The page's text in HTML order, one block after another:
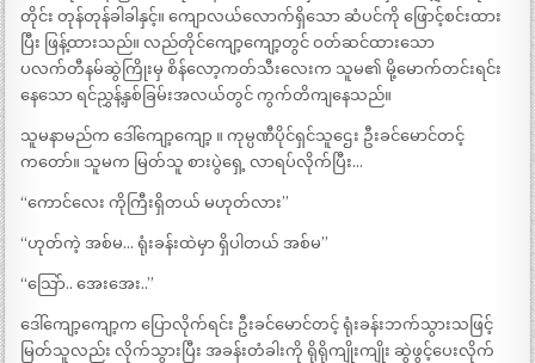
တိုင်း တုန်တုန်ခါခါနှင့်။ ကျောလယ်လောက်ရှိသော ဆံပင်ကို ဖြောင့်စင်းထား
ပြီး ဖြန့်ထားသည်။ လည်တိုင်ကျော့ကျော့တွင် ဝတ်ဆင်ထားသော
ပလက်တီနမ်ဆွဲကြိုးမှ စိန်လော့ကတ်သီးလေးက သူမ၏ မို့မောက်တင်းရင်း
နေသော ရင်ညွှန့်နှစ်ခြမ်းအလယ်တွင် ကွက်တိကျနေသည်။
သူမနာမည်က ဒေါ်ကျော့ကျော့ ။ ကုမ္ပဏီပိုင်ရှင်သူဌေး ဦးခင်မောင်တင့်
ကတော်။ သူမက မြတ်သူ စားပွဲရှေ့ လာရပ်လိုက်ပြီး…
“ကောင်လေး ကိုကြီးရှိတယ် မဟုတ်လား”
“ဟုတ်ကဲ့ အစ်မ… ရုံးခန်းထဲမှာ ရှိပါတယ် အစ်မ”
“သြော်.. အေးအေး..”
ဒေါ်ကျော့ကျော့က ပြောလိုက်ရင်း ဦးခင်မောင်တင့် ရုံးခန်းဘက်သွားသဖြင့်
မြတ်သူလည်း လိုက်သွားပြီး အခန်းတံခါးကို ရိုရိုကျိုးကျိုး ဆွဲဖွင့်ပေးလိုက်